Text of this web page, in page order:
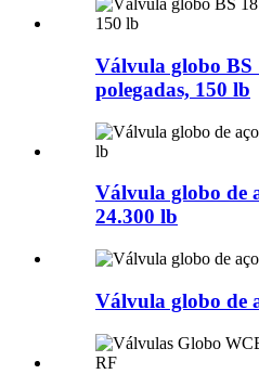
Válvula globo BS
polegadas, 150 lb
Válvula globo de
24.300 lb
Válvula globo de